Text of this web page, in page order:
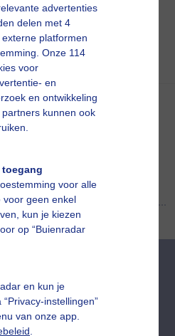
advertenties
delen met 4
platformen
Onze 114
voor
en
en ontwikkeling
kunnen ook
voor alle
voor geen enkel
kun je kiezen
op “Buienradar
en kun je
instellingen”
van onze app.
127x bekeken
Een moment geduld aub...
Bilt